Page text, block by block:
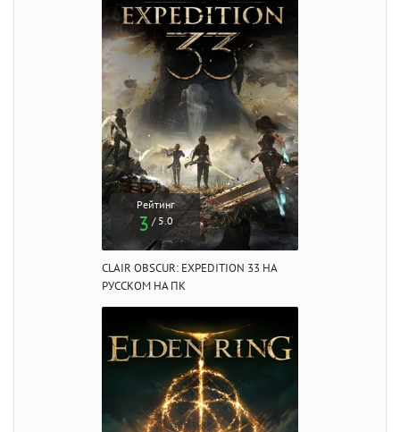
Рейтинг
3 / 5.0
CLAIR OBSCUR: EXPEDITION 33 НА
РУССКОМ НА ПК